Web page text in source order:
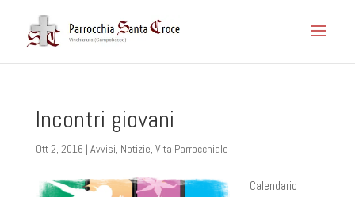
Incontri giovani
Ott 2, 2016 | Avvisi, Notizie, Vita Parrocchiale
Calendario